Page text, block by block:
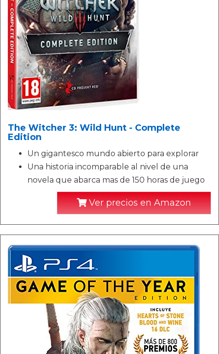
The Witcher 3: Wild Hunt - Complete
Edition
Un gigantesco mundo abierto para explorar
Una historia incomparable al nivel de una
novela que abarca mas de 150 horas de juego
Ver precios en Amazon